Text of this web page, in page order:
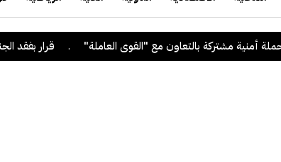
. قرار بفقد الجنسية من 9 أشخاص